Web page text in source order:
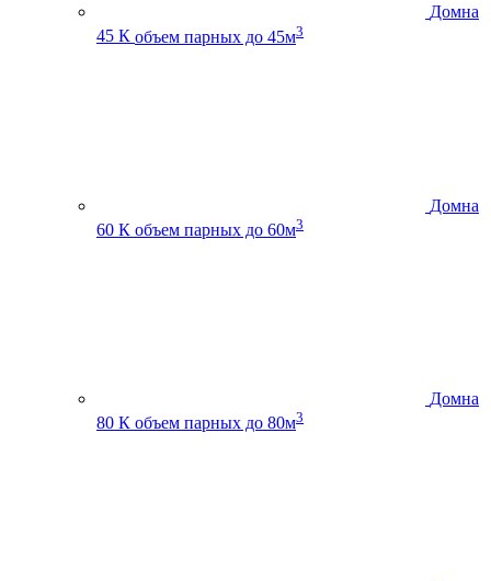
Домна
45 К объем парных до 45м3
Домна
60 К объем парных до 60м3
Домна
80 К объем парных до 80м3